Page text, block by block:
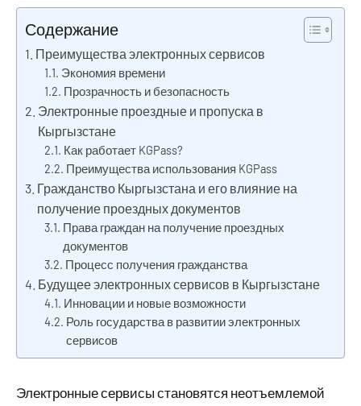
2026
Содержание
Преимущества электронных сервисов
Экономия времени
Прозрачность и безопасность
Электронные проездные и пропуска в
Кыргызстане
Как работает KGPass?
Преимущества использования KGPass
Гражданство Кыргызстана и его влияние на
получение проездных документов
Права граждан на получение проездных
документов
Процесс получения гражданства
Будущее электронных сервисов в Кыргызстане
Инновации и новые возможности
Роль государства в развитии электронных
сервисов
Электронные сервисы становятся неотъемлемой